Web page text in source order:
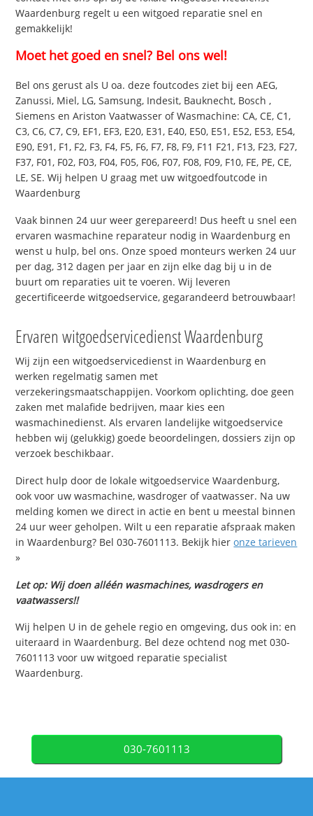
Waardenburg regelt u een witgoed reparatie snel en
gemakkelijk!
Moet het goed en snel? Bel ons wel!
Bel ons gerust als U oa. deze foutcodes ziet bij een AEG,
Zanussi, Miel, LG, Samsung, Indesit, Bauknecht, Bosch ,
Siemens en Ariston Vaatwasser of Wasmachine: CA, CE, C1,
C3, C6, C7, C9, EF1, EF3, E20, E31, E40, E50, E51, E52, E53, E54,
E90, E91, F1, F2, F3, F4, F5, F6, F7, F8, F9, F11 F21, F13, F23, F27,
F37, F01, F02, F03, F04, F05, F06, F07, F08, F09, F10, FE, PE, CE,
LE, SE. Wij helpen U graag met uw witgoedfoutcode in
Waardenburg
Vaak binnen 24 uur weer gerepareerd! Dus heeft u snel een
ervaren wasmachine reparateur nodig in Waardenburg en
wenst u hulp, bel ons. Onze spoed monteurs werken 24 uur
per dag, 312 dagen per jaar en zijn elke dag bij u in de
buurt om reparaties uit te voeren. Wij leveren
gecertificeerde witgoedservice, gegarandeerd betrouwbaar!
Ervaren witgoedservicedienst Waardenburg
Wij zijn een witgoedservicedienst in Waardenburg en
werken regelmatig samen met
verzekeringsmaatschappijen. Voorkom oplichting, doe geen
zaken met malafide bedrijven, maar kies een
wasmachinedienst. Als ervaren landelijke witgoedservice
hebben wij (gelukkig) goede beoordelingen, dossiers zijn op
verzoek beschikbaar.
Direct hulp door de lokale witgoedservice Waardenburg,
ook voor uw wasmachine, wasdroger of vaatwasser. Na uw
melding komen we direct in actie en bent u meestal binnen
24 uur weer geholpen. Wilt u een reparatie afspraak maken
in Waardenburg? Bel 030-7601113. Bekijk hieronze tarieven
»
Let op: Wij doen alléén wasmachines, wasdrogers en
vaatwassers!!
Wij helpen U in de gehele regio en omgeving, dus ook in: en
uiteraard in Waardenburg. Bel deze ochtend nog met 030-
7601113 voor uw witgoed reparatie specialist
Waardenburg.
030-7601113